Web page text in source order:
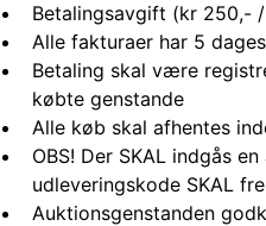
Betalingsavgift (kr 250,-
Alle fakturaer har 5
Betaling skal være
købte genstande
Alle køb skal afhentes
OBS! Der SKAL indgås
udleveringskode SKAL
Auktionsgenstanden